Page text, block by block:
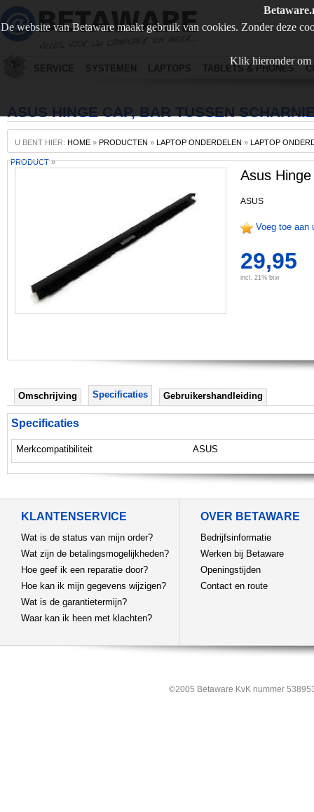
De website van Betaware maakt gebruik van cookies. Zonder deze
Klik hieronder om
SERVICE SYSTEMEN LAPTOPS TABLETS & PHONES
ASUS HINGE CAP, BAR TUSSEN
U BENT HIER: HOME » PRODUCTEN » LAPTOP ONDERDELEN » LAPTOP
PRODUCT»
Asus
ASUS
Voeg toe aan
29,95
incl. 21% btw
Omschrijving Specificaties Gebruikershandleiding
Specificaties
Merkcompatibiliteit ASUS
KLANTENSERVICE
Wat is de status van mijn order?
Wat zijn de betalingsmogelijkheden?
Hoe geef ik een reparatie door?
Hoe kan ik mijn gegevens wijzigen?
Wat is de garantietermijn?
Waar kan ik heen met klachten?
OVER BETAWARE
Bedrijfsinformatie
Werken bij Betaware
Openingstijden
Contact en route
©2005 Betaware KvK nummer